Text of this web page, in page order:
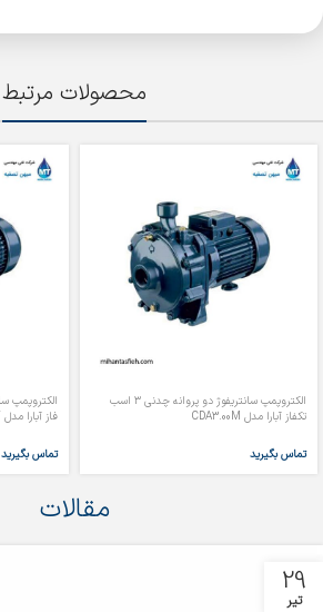
محصولات مرتبط
الکتروپمپ سانتریفوژ دو پروانه چدنی ۳ اسب
تکفاز آبارا مدل CDA3.00M
تماس بگیرید
فاز آبارا مدل CDA4.00T
تماس بگیرید
مقالات
29
تیر